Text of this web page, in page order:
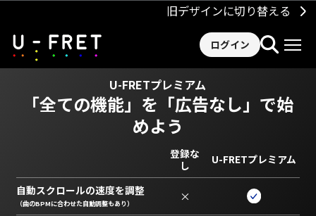
旧デザインに切り替える
ログイン
U-FRETプレミアム
「全ての機能」を 「広告なし」で始
めよう
登録な
し
U-FRETプレミアム
自動スクロールの速度を調整
（曲のBPMに合わせた自動調整もあり） ×